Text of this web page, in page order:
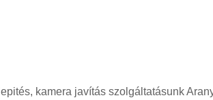
kamera javítás szolgáltatásunk